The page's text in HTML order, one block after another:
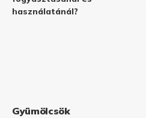
használatánál?
Gyümölcsök